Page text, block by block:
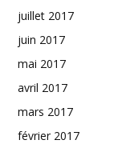
juillet 2017
juin 2017
mai 2017
avril 2017
mars 2017
février 2017